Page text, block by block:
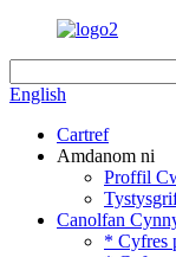
English
Cartref
Amdanom ni
Proffil
Canolfan
* Cyfres